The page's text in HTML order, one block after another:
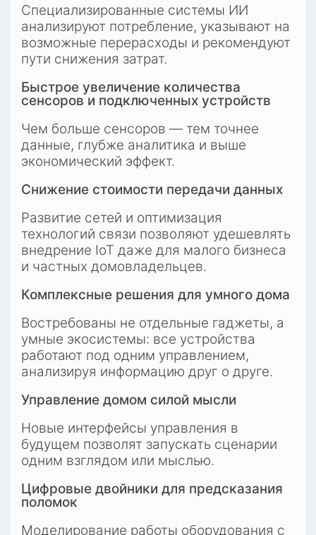
Специализированные системы ИИ
анализируют потребление, указывают на
возможные перерасходы и рекомендуют
пути снижения затрат.
Быстрое увеличение количества
сенсоров и подключенных устройств
Чем больше сенсоров — тем точнее
данные, глубже аналитика и выше
экономический эффект.
Снижение стоимости передачи данных
Развитие сетей и оптимизация
технологий связи позволяют удешевлять
внедрение IoT даже для малого бизнеса
и частных домовладельцев.
Комплексные решения для умного дома
Востребованы не отдельные гаджеты, а
умные экосистемы: все устройства
работают под одним управлением,
анализируя информацию друг о друге.
Управление домом силой мысли
Новые интерфейсы управления в
будущем позволят запускать сценарии
одним взглядом или мыслью.
Цифровые двойники для предсказания
поломок
Моделирование работы оборудования с